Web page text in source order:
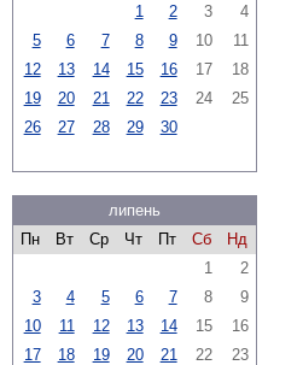
1
2 3
4
5
6 7 8 9 10
11
12
13 14 15 16 17
18
19
20 21 22 23 24
25
26
27 28 29 30
липень
Пн
Вт Ср Чт Пт Сб
Нд
1
2
3
4 5 6 7 8
9
10
11 12 13 14 15
16
17
18 19 20 21 22
23